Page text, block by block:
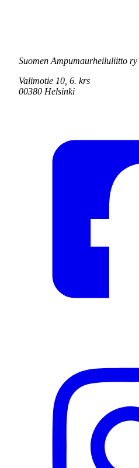
Suomen Ampumaurheiluliitto ry
Valimotie 10, 6. krs
00380 Helsinki